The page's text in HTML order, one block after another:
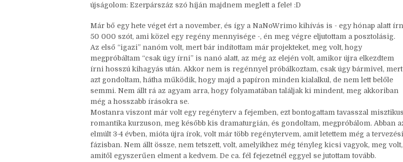
Ha bárki a NaNo felől érdeklődik (de van, aki kérdés nélkül is megkapja :D), örömmel
újságolom: Ezerpárszáz szó híján majdnem meglett a fele! :D
Már bő egy hete véget ért a november, és így a NaNoWrimo kihívás is - egy hónap alatt írni
50 000 szót, ami közel egy regény mennyisége -, én meg végre eljutottam a posztolásig.
Az első “igazi” nanóm volt, mert bár indítottam már projekteket, meg volt, hogy
megpróbáltam “csak úgy írni” is nanó alatt, az még az elején volt, amikor újra elkezdtem
írni hosszú kihagyás után. Akkor nem is regénnyel próbálkoztam, csak úgy bármivel, mert
azt gondoltam, hátha működik, hogy majd a papíron minden kialalkul, de nem lett belőle
semmi. Nem állt rá az agyam arra, hogy folyamatában találjak ki mindent, meg akkoriban
még a hosszabb írásokra se.
Mostanra viszont már volt egy regényterv a fejemben, ezt bontogattam tavasszal misztikus-
romantika kurzuson, meg később kis dramaturgián, és gondoltam, megpróbálom. Abban az